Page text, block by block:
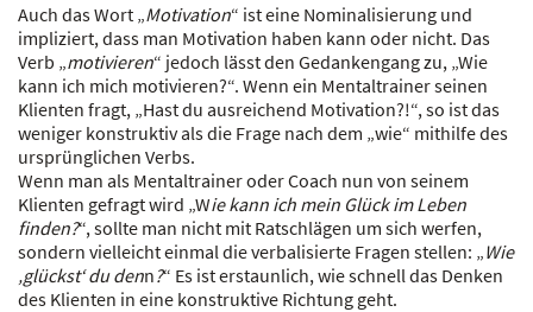
Auch das Wort „Motivation“ ist eine Nominalisierung und
impliziert, dass man Motivation haben kann oder nicht. Das
Verb „motivieren“ jedoch lässt den Gedankengang zu, „Wie
kann ich mich motivieren?“. Wenn ein Mentaltrainer seinen
Klienten fragt, „Hast du ausreichend Motivation?!“, so ist das
weniger konstruktiv als die Frage nach dem „wie“ mithilfe des
ursprünglichen Verbs.
Wenn man als Mentaltrainer oder Coach nun von seinem
Klienten gefragt wird „Wie kann ich mein Glück im Leben
finden?“, sollte man nicht mit Ratschlägen um sich werfen,
sondern vielleicht einmal die verbalisierte Fragen stellen: „Wie
‚glückst‘ du denn?“ Es ist erstaunlich, wie schnell das Denken
des Klienten in eine konstruktive Richtung geht.